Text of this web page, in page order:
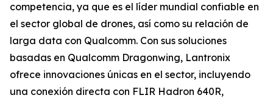
competencia, ya que es el líder mundial confiable en
el sector global de drones, así como su relación de
larga data con Qualcomm. Con sus soluciones
basadas en Qualcomm Dragonwing, Lantronix
ofrece innovaciones únicas en el sector, incluyendo
una conexión directa con FLIR Hadron 640R,